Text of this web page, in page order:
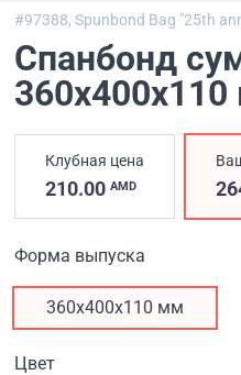
#97388,Spunbond Bag "25th
Спанбонд
Клубная цена
210.00 AMD
Форма выпуска
360х400х110 мм
Цвет